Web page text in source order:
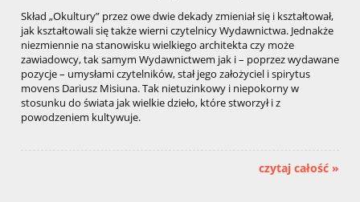
Skład „Okultury” przez owe dwie dekady zmieniał się i kształtował,
jak kształtowali się także wierni czytelnicy Wydawnictwa. Jednakże
niezmiennie na stanowisku wielkiego architekta czy może
zawiadowcy, tak samym Wydawnictwem jak i – poprzez wydawane
pozycje – umysłami czytelników, stał jego założyciel i spirytus
movens Dariusz Misiuna. Tak nietuzinkowy i niepokorny w
stosunku do świata jak wielkie dzieło, które stworzył i z
powodzeniem kultywuje.
czytaj całość »